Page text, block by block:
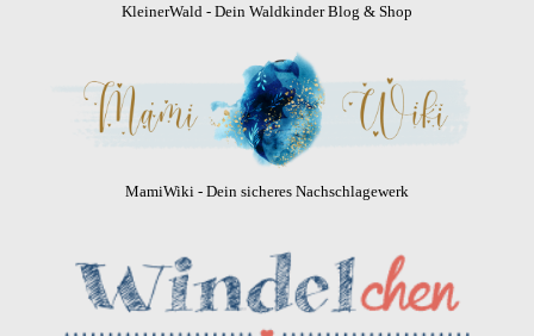
KleinerWald - Dein Waldkinder Blog & Shop
MamiWiki - Dein sicheres Nachschlagewerk